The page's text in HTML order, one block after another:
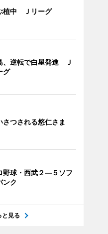
植中 Ｊリーグ
、逆転で白星発進 Ｊ
グ
さつされる悠仁さま
野球・西武２―５ソフ
ンク
と見る